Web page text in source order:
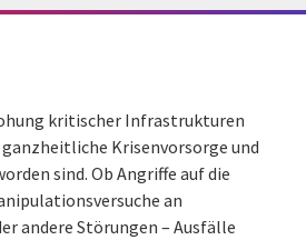
kritischer Infrastrukturen
Krisenvorsorge und
sind. Ob Angriffe auf die
an
andere Störungen – Ausfälle